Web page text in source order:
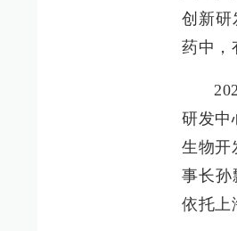
创新研
药中，
研发中
生物开
事长孙
依托上